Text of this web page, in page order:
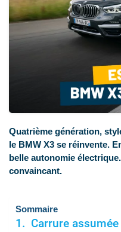
Quatrième génération,
le BMW X3 se réinvente.
belle autonomie
convaincant.
Sommaire
Carrure assumée